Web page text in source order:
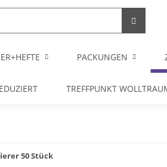
PACKUNGEN
TREFFPUNKT
50 Stück